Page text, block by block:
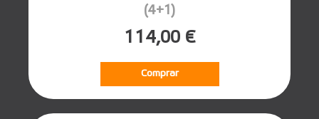
(4+1)
114,00 €
Comprar